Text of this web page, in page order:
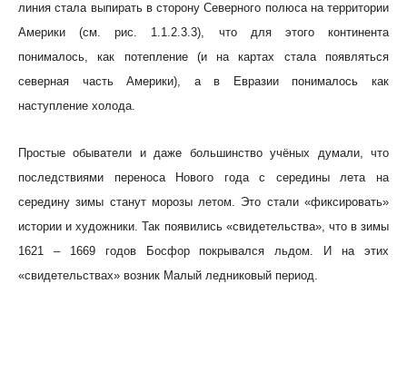
линия стала выпирать в сторону Северного полюса на территории
Америки (см. рис. 1.1.2.3.3), что для этого континента
понималось, как потепление (и на картах стала появляться
северная часть Америки), а в Евразии понималось как
наступление холода.
Простые обыватели и даже большинство учёных думали, что
последствиями переноса Нового года с середины лета на
середину зимы станут морозы летом. Это стали «фиксировать»
истории и художники. Так появились «свидетельства», что в зимы
1621 – 1669 годов Босфор покрывался льдом. И на этих
«свидетельствах» возник Малый ледниковый период.